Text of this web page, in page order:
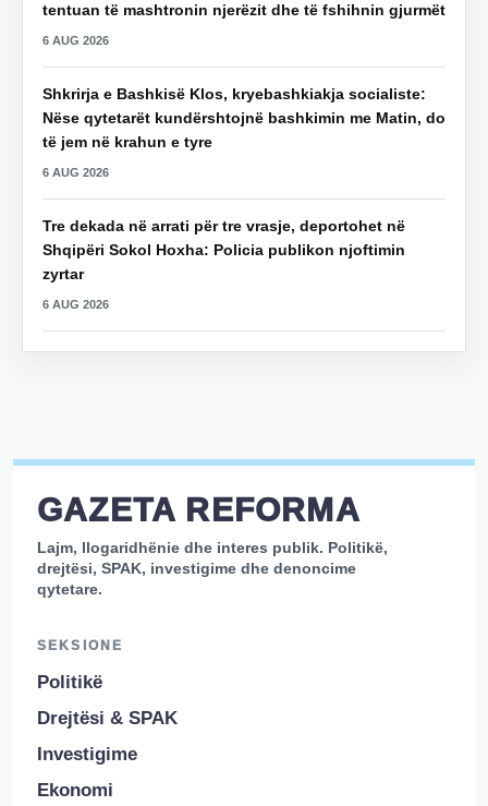
tentuan të mashtronin njerëzit dhe të fshihnin gjurmët
6 AUG 2026
Shkrirja e Bashkisë Klos, kryebashkiakja socialiste:
Nëse qytetarët kundërshtojnë bashkimin me Matin, do
të jem në krahun e tyre
6 AUG 2026
Tre dekada në arrati për tre vrasje, deportohet në
Shqipëri Sokol Hoxha: Policia publikon njoftimin
zyrtar
6 AUG 2026
GAZETA REFORMA
Lajm, llogaridhënie dhe interes publik. Politikë,
drejtësi, SPAK, investigime dhe denoncime
qytetare.
SEKSIONE
Politikë
Drejtësi & SPAK
Investigime
Ekonomi